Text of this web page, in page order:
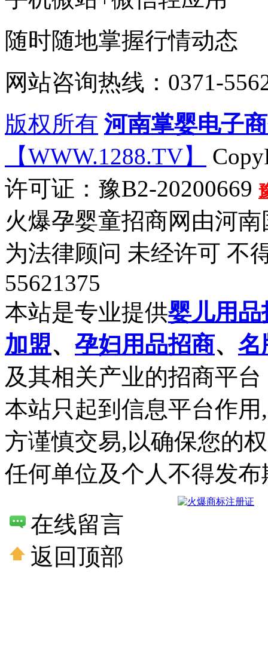
随时随地掌握行情动态
网站咨询热线：0371-
版权所有 河南掌婴电子
【WWW.1288.TV】
许可证：豫B2-20200669
火爆孕婴童招商网由河
为法律顾问 未经许可 不
55621375
本站是专业提供婴儿用品
加盟、 孕妇用品招商、 名
及其相关产业的招商平台
本站只起到信息平台作
方谨慎交易,以确保您的
任何单位及个人不得发
在线留言
返回顶部